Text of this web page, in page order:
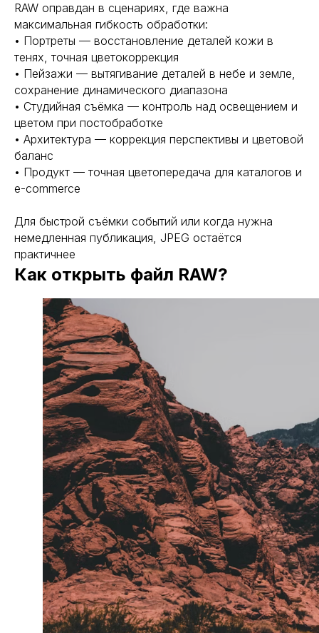
RAW оправдан в сценариях, где важна
максимальная гибкость обработки:
• Портреты — восстановление деталей кожи в
тенях, точная цветокоррекция
• Пейзажи — вытягивание деталей в небе и земле,
сохранение динамического диапазона
• Студийная съёмка — контроль над освещением и
цветом при постобработке
• Архитектура — коррекция перспективы и цветовой
баланс
• Продукт — точная цветопередача для каталогов и
e-commerce
Для быстрой съёмки событий или когда нужна
немедленная публикация, JPEG остаётся
практичнее
Как открыть файл RAW?
ROCKWELL
BEHANCE
DPROFILE
VC.RU
TELEGRAM
Политика конфиденциальности